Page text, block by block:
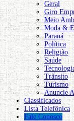
Geral
Giro
Meio
Moda &
Paraná
Política
Religião
Saúde
Trânsito
Turismo
Anuncie
Classificados
Lista Telefônica
Fale Conosco